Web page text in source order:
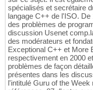
spécialisés et secrétaire
langage C++ de l'ISO.
des problèmes de
discussion Usenet
des modérateurs et
Exceptional C++ et More
respectivement en 2000
problèmes de façon
présentes dans les
l'intitulé Guru of the